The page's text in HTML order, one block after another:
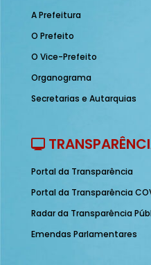
A Prefeitura
O Prefeito
O Vice-Prefeito
Organograma
Secretarias e Autarquias
Portal da Transparência
Portal da Transparência
Radar da Transparência
Emendas Parlamentares